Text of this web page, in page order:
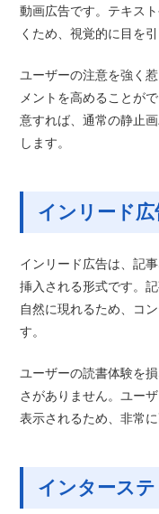
動画広告です。テキス
くため、視覚的に目を
ユーザーの注意を強く
メントを高めることが
意すれば、通常の静止
します。
インリード
インリード広告は、記
挿入される形式です。
自然に現れるため、コ
す。
ユーザーの読書体験を
さがありません。ユー
表示されるため、非常
インタース